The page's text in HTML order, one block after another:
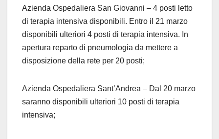
Azienda Ospedaliera San Giovanni – 4 posti letto
di terapia intensiva disponibili. Entro il 21 marzo
disponibili ulteriori 4 posti di terapia intensiva. In
apertura reparto di pneumologia da mettere a
disposizione della rete per 20 posti;
Azienda Ospedaliera Sant’Andrea – Dal 20 marzo
saranno disponibili ulteriori 10 posti di terapia
intensiva;